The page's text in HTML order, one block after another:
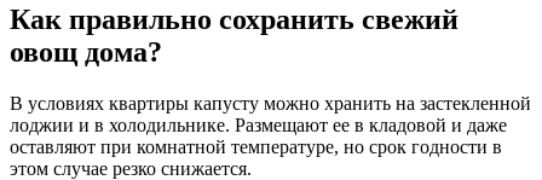
Как правильно сохранить свежий
овощ дома?
В условиях квартиры капусту можно хранить на застекленной
лоджии и в холодильнике. Размещают ее в кладовой и даже
оставляют при комнатной температуре, но срок годности в
этом случае резко снижается.